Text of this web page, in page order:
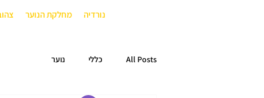
נורדיה מחלקת הנוער
All Posts כללי נוער